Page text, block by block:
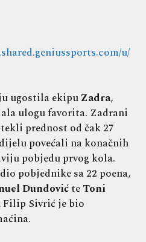
u/
ugostila ekipuZadra,
ulogu favorita. Zadrani
prednost od čak 27
povećali na konačnih
pobjedu prvog kola.
pobjednike sa 22 poena,
DundovićteToni
Filip Sivrić je bio